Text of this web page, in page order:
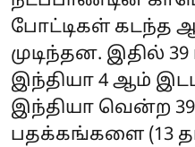
போட்டிகள் கடந்த
முடிந்தன. இதில்
இந்தியா 4 ஆம் இடம்
இந்தியா வென்ற
பதக்கங்களை (13